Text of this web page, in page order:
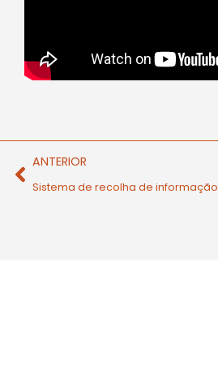
ANTERIOR
Sistema de recolha de informação